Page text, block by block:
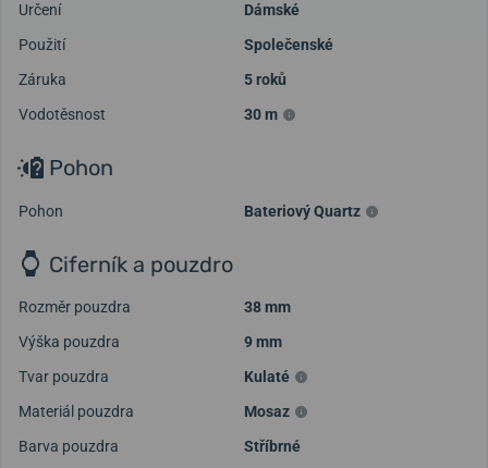
Určení
Dámské
Použití
Společenské
Záruka
5 roků
Vodotěsnost
30 m
Pohon
Pohon Bateriový Quartz
Ciferník a pouzdro
Rozměr pouzdra
38 mm
Výška pouzdra
9 mm
Tvar pouzdra
Kulaté
Materiál pouzdra
Mosaz
Barva pouzdra
Stříbrné